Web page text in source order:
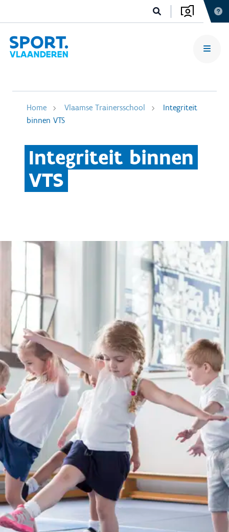
Home Vlaamse Trainersschool
Integriteit
binnen VTS
Integriteit binnen
VTS